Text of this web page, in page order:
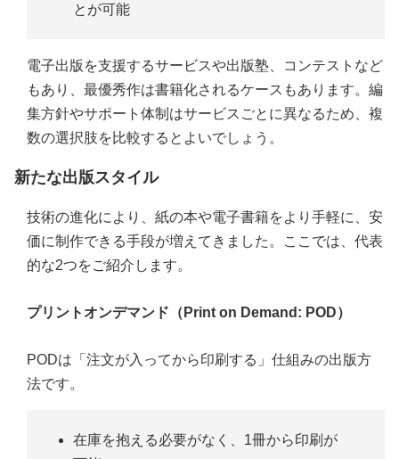
とが可能
電子出版を支援するサービスや出版塾、コンテストなど
もあり、最優秀作は書籍化されるケースもあります。編
集方針やサポート体制はサービスごとに異なるため、複
数の選択肢を比較するとよいでしょう。
新たな出版スタイル
技術の進化により、紙の本や電子書籍をより手軽に、安
価に制作できる手段が増えてきました。ここでは、代表
的な2つをご紹介します。
プリントオンデマンド（Print on Demand: POD）
PODは「注文が入ってから印刷する」仕組みの出版方
法です。
在庫を抱える必要がなく、1冊から印刷が